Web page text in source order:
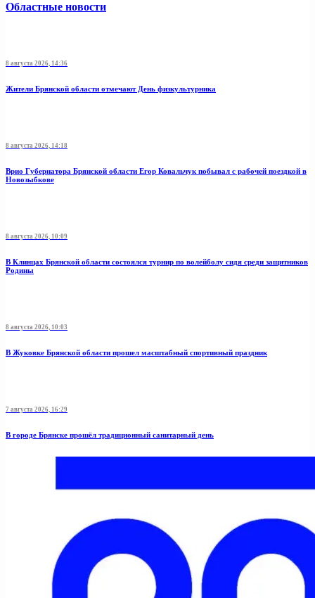
Областные новости
8 августа 2026, 14:36
Жители Брянской области отмечают День физкультурника
8 августа 2026, 14:18
Врио Губернатора Брянской области Егор Ковальчук побывал с рабочей поездкой в
Новозыбкове
8 августа 2026, 10:09
В Клинцах Брянской области состоялся турнир по волейболу сидя среди защитников
Родины
8 августа 2026, 10:03
В Жуковке Брянской области прошел масштабный спортивный праздник
7 августа 2026, 16:29
В городе Брянске прошёл традиционный санитарный день